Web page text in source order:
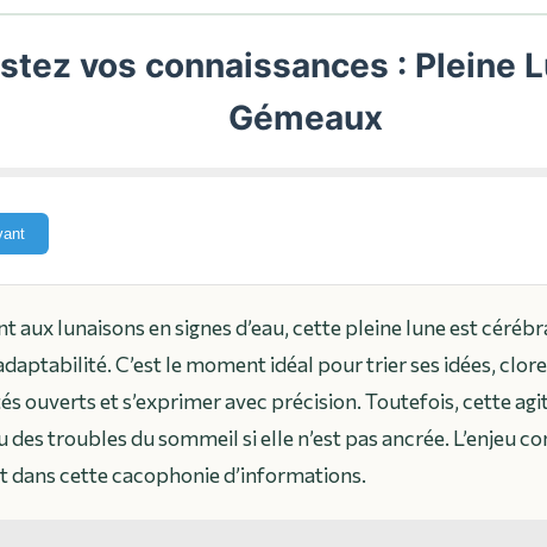
vos connaissances : Pleine
Gémeaux
aux lunaisons en signes d’eau, cette pleine lune est
C’est le moment idéal pour trier ses idées,
ouverts et s’exprimer avec précision. Toutefois, cette
des troubles du sommeil si elle n’est pas ancrée. L’enjeu
dans cette cacophonie d’informations.